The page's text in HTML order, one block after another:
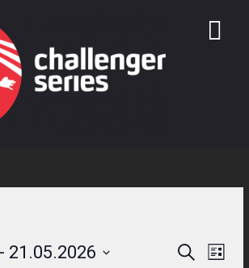
Events
Search
List
- 21.05.2026